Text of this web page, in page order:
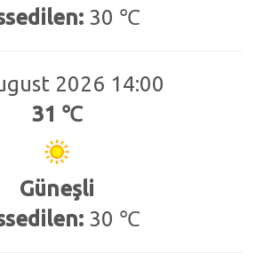
30 ℃
2026 14:00
31 ℃
Güneşli
30 ℃